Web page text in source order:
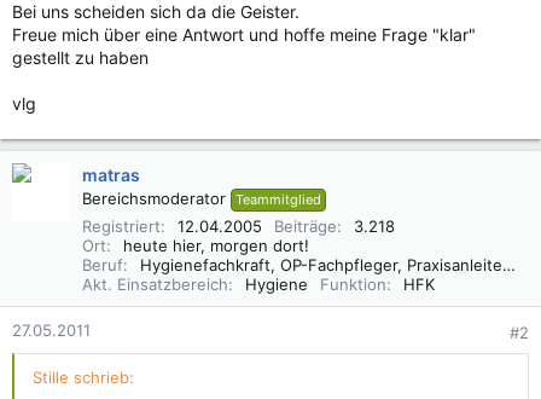
Bei uns scheiden sich da die Geister.
Freue mich über eine Antwort und hoffe meine Frage "klar"
gestellt zu haben
vlg
matras
Bereichsmoderator Teammitglied
Registriert 12.04.2005 Beiträge
3.218
Ort
heute hier, morgen dort!
Beruf
Hygienefachkraft, OP-Fachpfleger, Praxisanleiter (DBfK),
Akt. Einsatzbereich
Hygiene Funktion HFK
27.05.2011 #2
Stille schrieb: